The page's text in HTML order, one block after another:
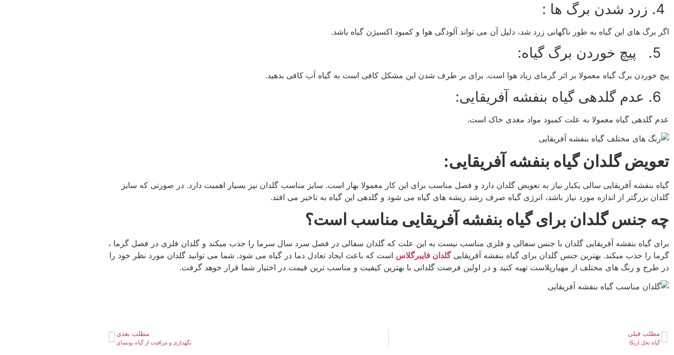
زرد شدن برگ ها :
اگر برگ های این گیاه به طور ناگهانی زرد شد، دلیل آن می تواند آلودگی هوا و کمبود اکسیژن گیاه باشد.
پیچ خوردن برگ گیاه:
پیچ خوردن برگ گیاه معمولا بر اثر گرمای زیاد هوا است. برای بر طرف شدن این مشکل کافی است به گیاه آب کافی بدهید.
عدم گلدهی گیاه بنفشه آفریقایی:
عدم گلدهی گیاه معمولا به علت کمبود مواد مغذی خاک است.
تعویض گلدان گیاه بنفشه آفریقایی:
گیاه بنفشه آفریقایی سالی یکبار نیاز به تعویض گلدان دارد و فصل مناسب برای این کار معمولا بهار است. سایز مناسب گلدان نیز بسیار اهمیت دارد. در صورتی که سایز
گلدان بزرگتر از اندازه مورد نیاز باشد، انرژی گیاه صرف رشد ریشه های گیاه می شود و گلدهی این گیاه به تاخیر می افتد.
چه جنس گلدان برای گیاه بنفشه آفریقایی مناسب است؟
برای گیاه بنفشه آفریقایی گلدان با جنس سفالی و فلزی مناسب نیست به این علت که گلدان سفالی در فصل سرد سال سرما را جذب میکند و گلدان فلزی در فصل گرما ،
گرما را جذب میکند. بهترین جنس گلدان برای گیاه بنفشه آفریقاییگلدان فایبرگلاس است که باعث ایجاد تعادل دما در گیاه می شود. شما می توانید گلدان مورد نظر خود را
در طرح و رنگ های مختلف از مهیارپلاست تهیه کنید و در اولین فرصت گلدانی با بهترین کیفیت و مناسب ترین قیمت در اختیار شما قرار خوهد گرفت.
مطلب قبلی
گیاه نخل اریکا
مطلب بعدی
نگهداری و مراقبت از گیاه بونسای